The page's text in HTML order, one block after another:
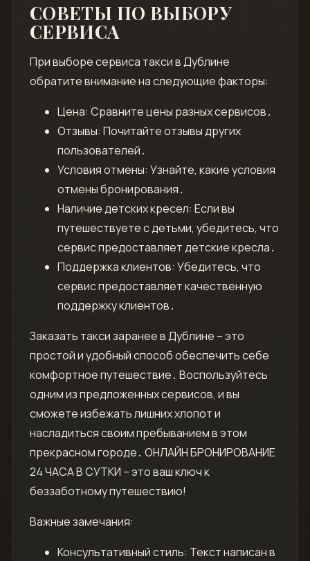
СОВЕТЫ ПО ВЫБОРУ
СЕРВИСА
При выборе сервиса такси в Дублине
обратите внимание на следующие факторы:
Цена: Сравните цены разных сервисов․
Отзывы: Почитайте отзывы других
пользователей․
Условия отмены: Узнайте, какие условия
отмены бронирования․
Наличие детских кресел: Если вы
путешествуете с детьми, убедитесь, что
сервис предоставляет детские кресла․
Поддержка клиентов: Убедитесь, что
сервис предоставляет качественную
поддержку клиентов․
Заказать такси заранее в Дублине – это
простой и удобный способ обеспечить себе
комфортное путешествие․ Воспользуйтесь
одним из предложенных сервисов, и вы
сможете избежать лишних хлопот и
насладиться своим пребыванием в этом
прекрасном городе․ ОНЛАЙН БРОНИРОВАНИЕ
24 ЧАСА В СУТКИ – это ваш ключ к
беззаботному путешествию!
Важные замечания:
Консультативный стиль: Текст написан в